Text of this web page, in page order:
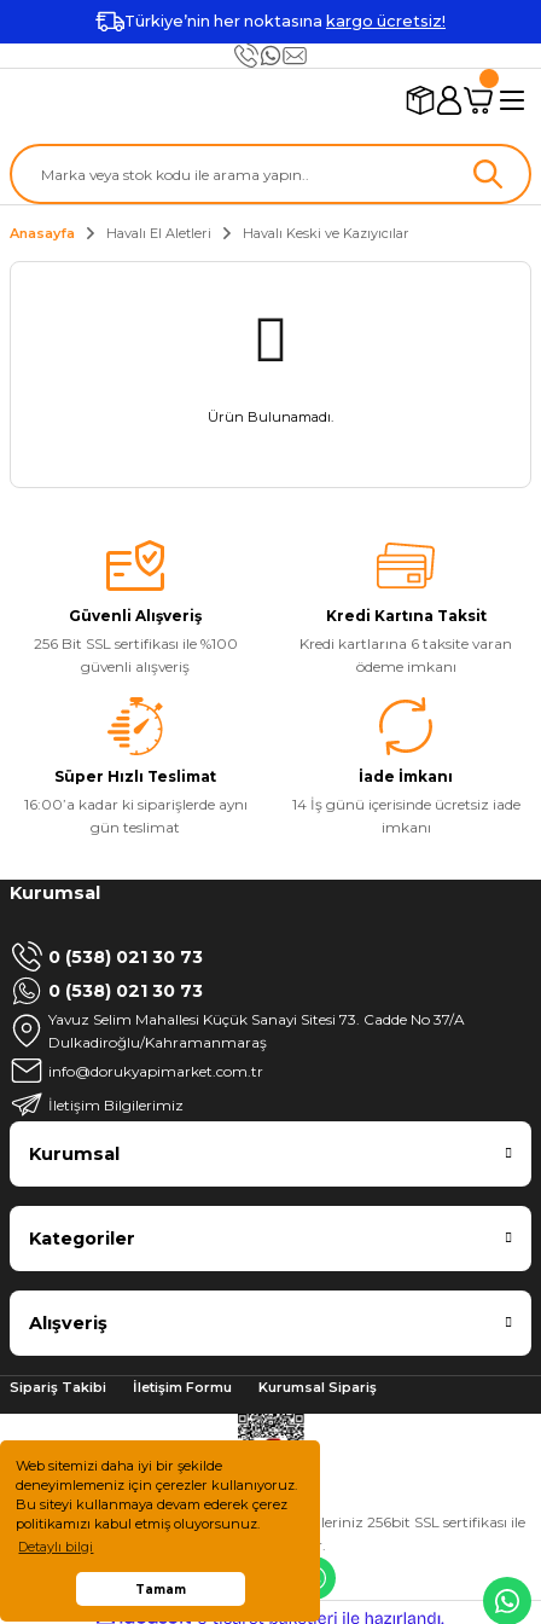
Web sitemizi daha iyi bir şekilde
deneyimlemeniz için çerezler kullanıyoruz.
Bu siteyi kullanmaya devam ederek çerez
politikamızı kabul etmiş oluyorsunuz.
Detaylı bilgi
Tamam
Türkiye’nin her noktasına kargo ücretsiz!
Anasayfa Havalı El Aletleri Havalı Keski ve Kazıyıcılar
Ürün Bulunamadı.
Güvenli Alışveriş
256 Bit SSL sertifikası ile %100
güvenli alışveriş
Kredi Kartına Taksit
Kredi kartlarına 6 taksite varan
ödeme imkanı
Süper Hızlı Teslimat
16:00’a kadar ki siparişlerde aynı
gün teslimat
İade İmkanı
14 İş günü içerisinde ücretsiz iade
imkanı
Kurumsal
0 (538) 021 30 73
0 (538) 021 30 73
Yavuz Selim Mahallesi Küçük Sanayi Sitesi 73. Cadde No 37/A
Dulkadiroğlu/Kahramanmaraş
info@dorukyapimarket.com.tr
İletişim Bilgilerimiz
Kurumsal
Kategoriler
Alışveriş
Sipariş Takibi İletişim Formu Kurumsal Sipariş
2025 © Tüm hakları saklıdır. Kredi kartı bilgileriniz 256bit SSL sertifikası ile
korunmaktadır.
e-